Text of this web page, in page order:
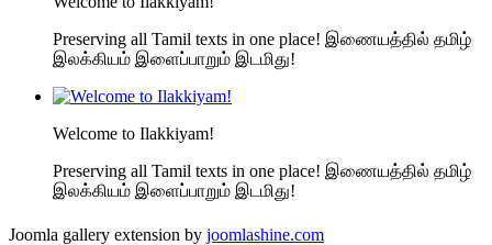
Preserving all Tamil texts in one place! இணையத்தில் தமிழ்
இலக்கியம் இளைப்பாறும் இடமிது!
Welcome to Ilakkiyam!
Preserving all Tamil texts in one place! இணையத்தில் தமிழ்
இலக்கியம் இளைப்பாறும் இடமிது!
Joomla gallery extension by joomlashine.com